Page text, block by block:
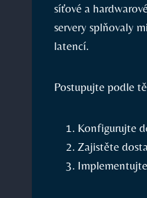
síťové a
servery splňovaly
latencí.
Postupujte podle
Konfigurujte
Zajistěte